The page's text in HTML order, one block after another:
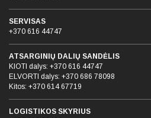
SERVISAS
+370 616 44747
ATSARGINIŲ DALIŲ SANDĖLIS
KIOTI dalys: +370 616 44747
ELVORTI dalys: +370 686 78098
Kitos: +370 614 67719
LOGISTIKOS SKYRIUS